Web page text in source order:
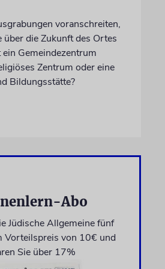
voranschreiten,
über die Zukunft des Ortes
Gemeindezentrum
Zentrum oder eine
Bildungsstätte?
Abo
Jüdische Allgemeine fünf
Vorteilspreis von 10€ und
Sie über 17%